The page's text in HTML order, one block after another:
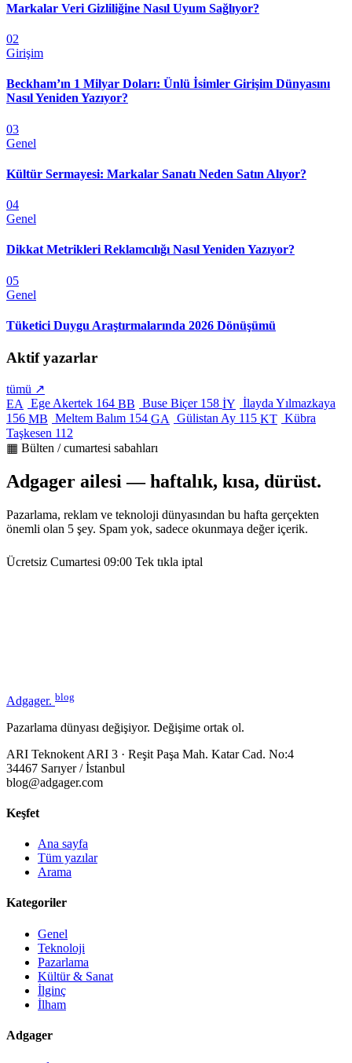
Markalar Veri Gizliliğine Nasıl Uyum Sağlıyor?
02
Girişim
Beckham’ın 1 Milyar Doları: Ünlü İsimler Girişim Dünyasını
Nasıl Yeniden Yazıyor?
03
Genel
Kültür Sermayesi: Markalar Sanatı Neden Satın Alıyor?
04
Genel
Dikkat Metrikleri Reklamcılığı Nasıl Yeniden Yazıyor?
05
Genel
Tüketici Duygu Araştırmalarında 2026 Dönüşümü
Aktif yazarlar
tümü ↗
EA
Ege Akertek 164 BB Buse Biçer 158 İY İlayda Yılmazkaya
156 MB Meltem Balım 154 GA Gülistan Ay 115 KT Kübra
Taşkesen 112
▦ Bülten / cumartesi sabahları
Adgager ailesi — haftalık, kısa, dürüst.
Pazarlama, reklam ve teknoloji dünyasından bu hafta gerçekten
önemli olan 5 şey. Spam yok, sadece okunmaya değer içerik.
Ücretsiz Cumartesi 09:00 Tek tıkla iptal
Adgager. blog
Pazarlama dünyası değişiyor. Değişime ortak ol.
ARI Teknokent ARI 3 · Reşit Paşa Mah. Katar Cad. No:4
34467 Sarıyer / İstanbul
blog@adgager.com
Keşfet
Ana sayfa
Tüm yazılar
Arama
Kategoriler
Genel
Teknoloji
Pazarlama
Kültür & Sanat
İlginç
İlham
Adgager